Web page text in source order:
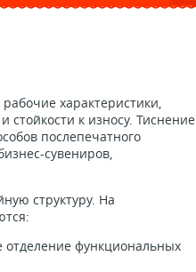
характеристики,
к износу. Тиснение
послепечатного
сувениров,
структуру. На
отделение функциональных